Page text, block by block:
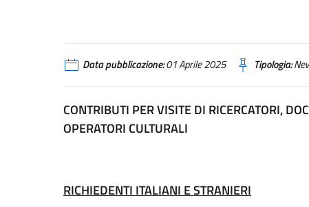
Data pubblicazione:01 Aprile 2025 Tipologia:
CONTRIBUTI PER VISITE DI RICERCATORI,
OPERATORI CULTURALI
RICHIEDENTI ITALIANI E STRANIERI